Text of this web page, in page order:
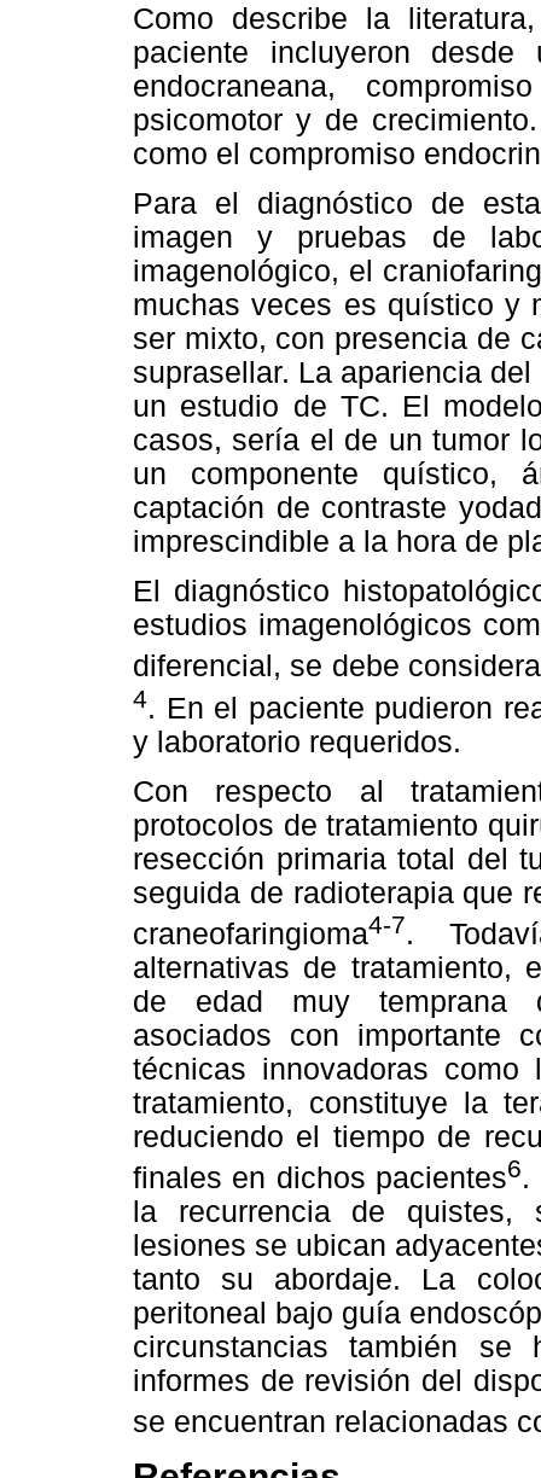
Como describe la
paciente incluyeron
endocraneana,
psicomotor y de
como el compromiso
Para el diagnóstico de
imagen y pruebas de
imagenológico, el
muchas veces es quístico y
ser mixto, con presencia de
suprasellar. La apariencia
un estudio de TC. El
casos, sería el de un tumor
un componente quístico,
captación de contraste
imprescindible a la hora de
El diagnóstico
estudios imagenológicos
diferencial, se debe
4. En el paciente pudieron
y laboratorio requeridos.
Con respecto al
protocolos de tratamiento
resección primaria total del
seguida de radioterapia que
craneofaringioma4-7.
alternativas de tratamiento,
de edad muy temprana
asociados con importante
técnicas innovadoras
tratamiento, constituye la
reduciendo el tiempo de
finales en dichos pacientes6.
la recurrencia de
lesiones se ubican
tanto su abordaje. La
peritoneal bajo guía
circunstancias también se
informes de revisión del
se encuentran relacionadas